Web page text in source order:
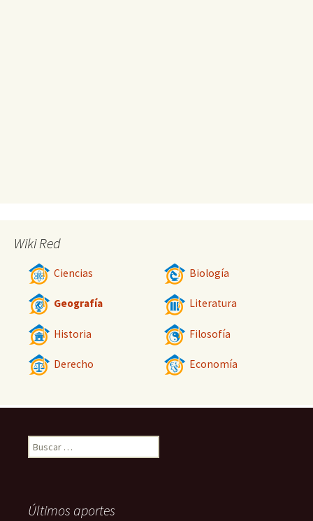
Wiki Red
Ciencias Biología
Geografía Literatura
Historia Filosofía
Derecho Economía
Buscar:
Últimos aportes